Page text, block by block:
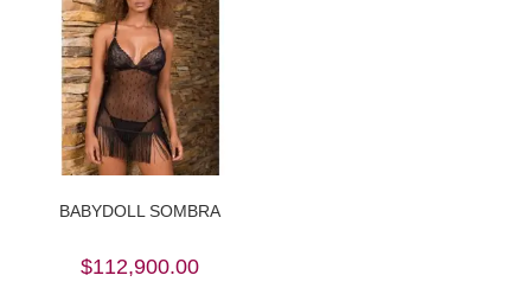
BABYDOLL SOMBRA
$112,900.00